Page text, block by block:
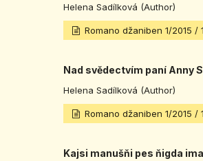
Helena Sadílková (Author)
Romano džaniben 1/2015 /
Nad svědectvím paní Anny
Helena Sadílková (Author)
Romano džaniben 1/2015 /
Kajsi manušňi pes ňigda